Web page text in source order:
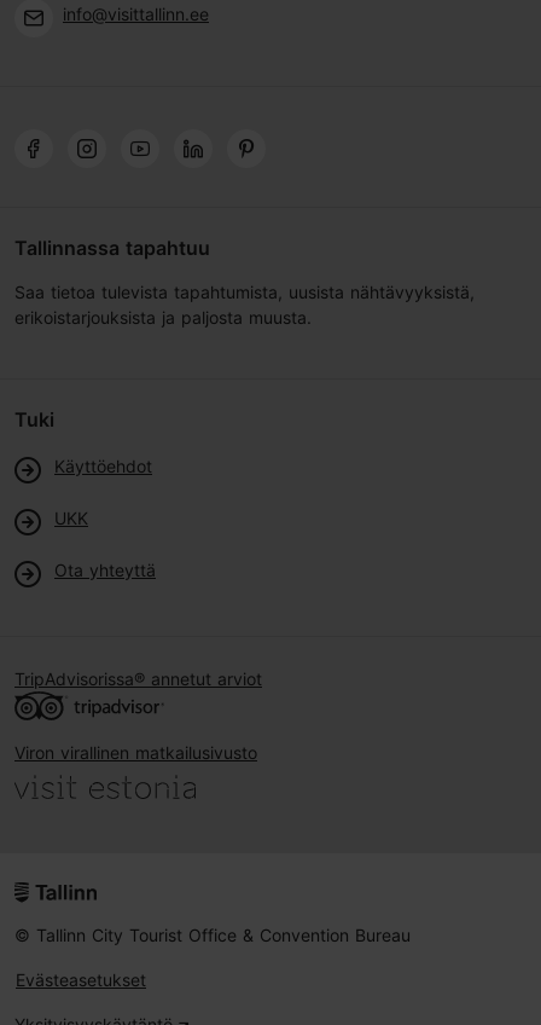
info@visittallinn.ee
Tallinnassa tapahtuu
Saa tietoa tulevista tapahtumista, uusista nähtävyyksistä,
erikoistarjouksista ja paljosta muusta.
Tuki
Käyttöehdot
UKK
Ota yhteyttä
TripAdvisorissa® annetut arviot
Viron virallinen matkailusivusto
© Tallinn City Tourist Office & Convention Bureau
Evästeasetukset